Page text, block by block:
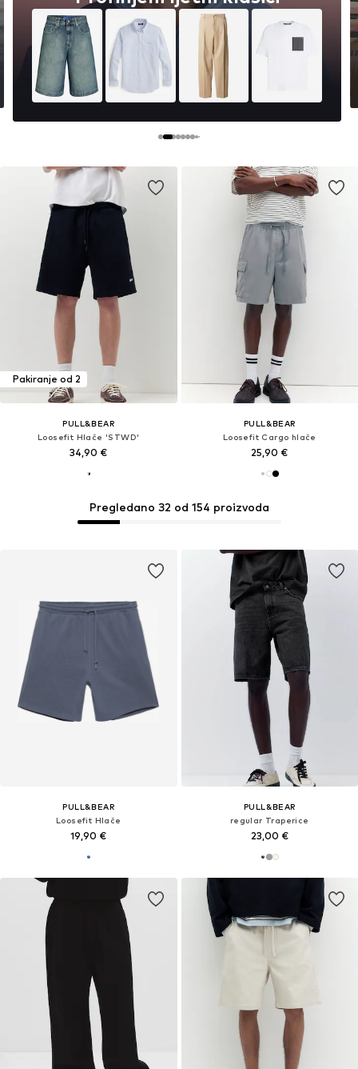
Pakiranje od 2
PULL&BEAR
Loosefit Hlače 'STWD'
34,90 €
PULL&BEAR
Loosefit Cargo hlače
25,90 €
PULL&BEAR
Loosefit Hlače
19,90 €
PULL&BEAR
regular Traperice
23,00 €
Pregledano 32 od 154 proizvoda